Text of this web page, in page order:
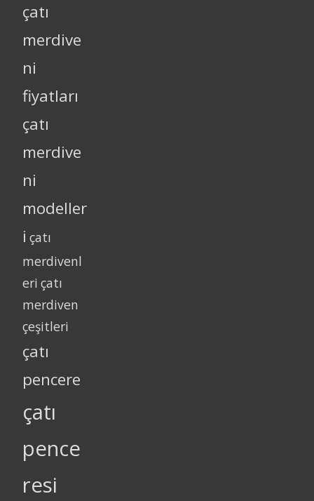
çatı
merdive
ni
fiyatları
çatı
merdive
ni
modeller
i çatı
merdivenl
eri çatı
merdiven
çeşitleri
çatı
pencere
çatı
pence
resi